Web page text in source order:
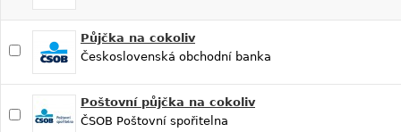
Půjčka na cokoliv
Československá obchodní banka
Poštovní půjčka na cokoliv
ČSOB Poštovní spořitelna